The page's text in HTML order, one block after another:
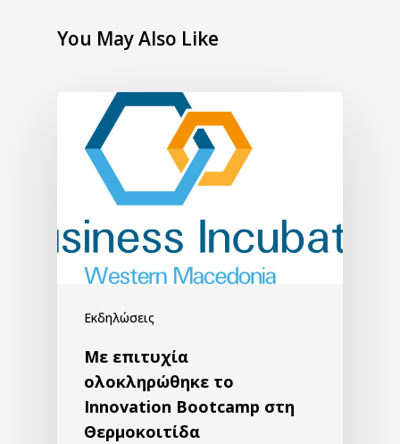
You May Also Like
Εκδηλώσεις
Με επιτυχία
ολοκληρώθηκε το
Innovation Bootcamp στη
Θερμοκοιτίδα